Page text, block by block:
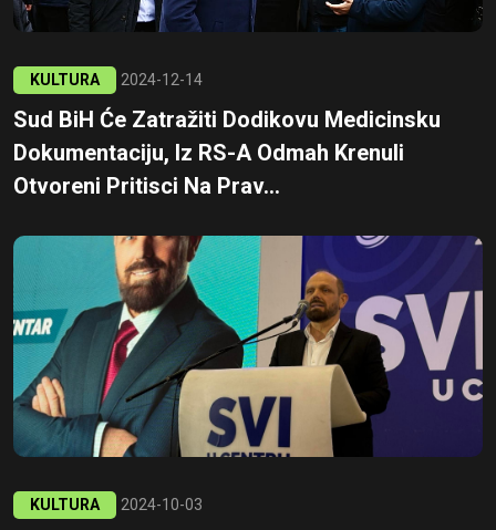
KULTURA 2024-12-14
Sud BiH Će Zatražiti Dodikovu Medicinsku
Dokumentaciju, Iz RS-A Odmah Krenuli
Otvoreni Pritisci Na Prav...
KULTURA 2024-10-03